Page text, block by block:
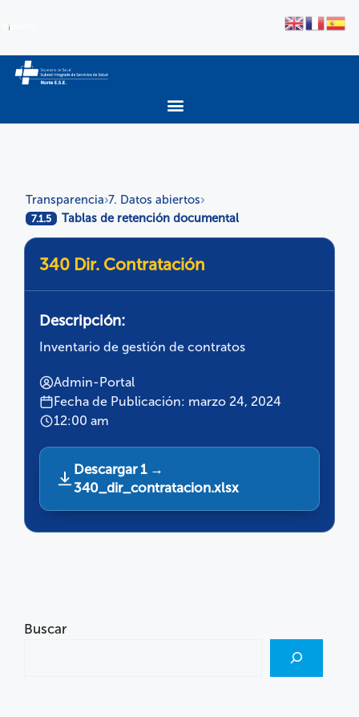
Transparencia›7. Datos abiertos›
7.1.5 Tablas de retención documental
340 Dir. Contratación
Descripción:
Inventario de gestión de contratos
Admin-Portal
Fecha de Publicación: marzo 24, 2024
12:00 am
Descargar 1 →
340_dir_contratacion.xlsx
Buscar